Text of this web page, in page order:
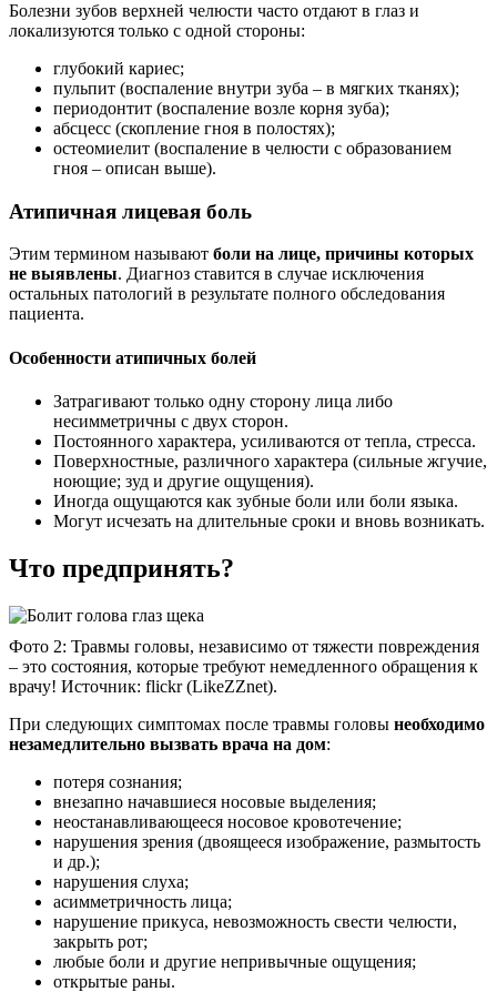
Болезни зубов верхней челюсти часто отдают в глаз и
локализуются только с одной стороны:
глубокий кариес;
пульпит (воспаление внутри зуба – в мягких тканях);
периодонтит (воспаление возле корня зуба);
абсцесс (скопление гноя в полостях);
остеомиелит (воспаление в челюсти с образованием
гноя – описан выше).
Атипичная лицевая боль
Этим термином называют боли на лице, причины которых
не выявлены. Диагноз ставится в случае исключения
остальных патологий в результате полного обследования
пациента.
Особенности атипичных болей
Затрагивают только одну сторону лица либо
несимметричны с двух сторон.
Постоянного характера, усиливаются от тепла, стресса.
Поверхностные, различного характера (сильные жгучие,
ноющие; зуд и другие ощущения).
Иногда ощущаются как зубные боли или боли языка.
Могут исчезать на длительные сроки и вновь возникать.
Что предпринять?
Фото 2: Травмы головы, независимо от тяжести повреждения
– это состояния, которые требуют немедленного обращения к
врачу! Источник: flickr (LikeZZnet).
При следующих симптомах после травмы головы необходимо
незамедлительно вызвать врача на дом:
потеря сознания;
внезапно начавшиеся носовые выделения;
неостанавливающееся носовое кровотечение;
нарушения зрения (двоящееся изображение, размытость
и др.);
нарушения слуха;
асимметричность лица;
нарушение прикуса, невозможность свести челюсти,
закрыть рот;
любые боли и другие непривычные ощущения;
открытые раны.